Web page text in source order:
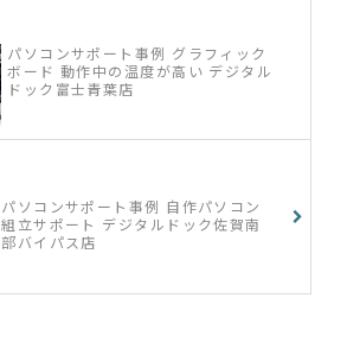
パソコンサポート事例 グラフィック
ボード 動作中の温度が高い デジタル
ドック富士青葉店
パソコンサポート事例 自作パソコン
組立サポート デジタルドック佐賀南
部バイパス店